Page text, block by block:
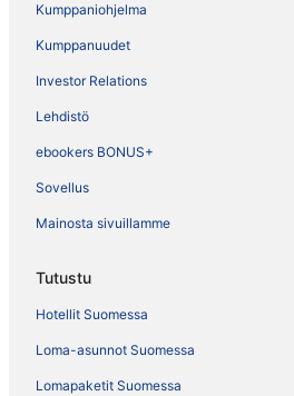
Kumppaniohjelma
Kumppanuudet
Investor Relations
Lehdistö
ebookers BONUS+
Sovellus
Mainosta sivuillamme
Tutustu
Hotellit Suomessa
Loma-asunnot Suomessa
Lomapaketit Suomessa